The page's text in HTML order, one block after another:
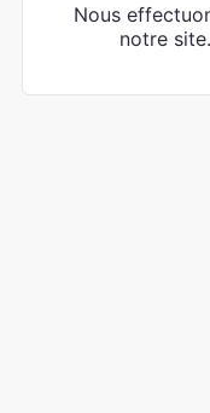
Nous
notre